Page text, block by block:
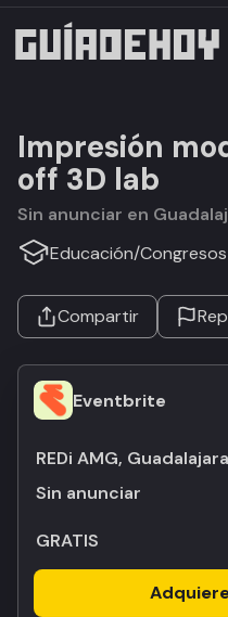
Impresión
off 3D lab
Sin anunciar en
Educación/Congresos
Compartir
Eventbrite
REDi AMG,
Sin anunciar
GRATIS